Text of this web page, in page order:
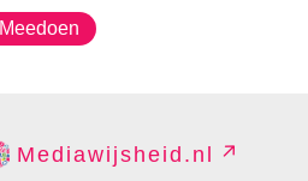
Meedoen
Mediawijsheid.nl